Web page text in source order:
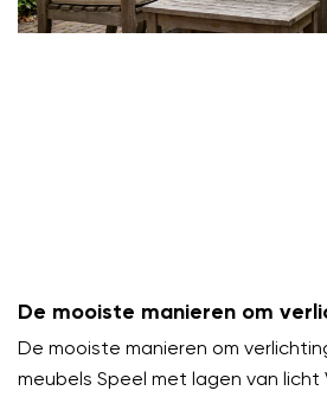
De mooiste manieren om
combineren met meubels
De mooiste manieren om
meubels Speel met lagen van licht